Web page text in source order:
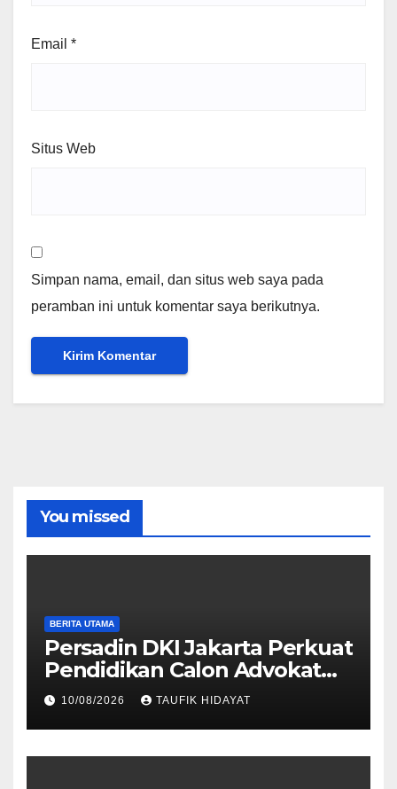
Email *
Situs Web
Simpan nama, email, dan situs web saya pada
peramban ini untuk komentar saya berikutnya.
You missed
BERITA UTAMA
Persadin DKI Jakarta Perkuat
Pendidikan Calon Advokat
melalui PKPA
10/08/2026 TAUFIK HIDAYAT